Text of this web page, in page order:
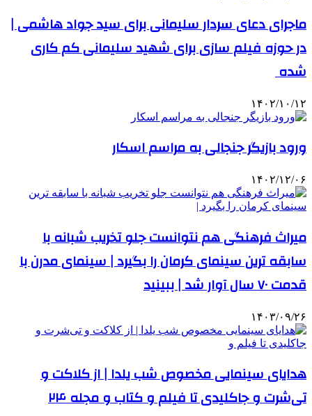
ماجرای دعای سردار سلیمانی برای سید جواد هاشمی |
در حوزه فیلم سازی برای شهید سلیمانی کم کاری
شده
۱۴۰۲/۱۰/۱۲
ورود بازیگر جنجالی به مراسم اسکار
۱۴۰۲/۱۲/۰۶
میراث فرهنگی هم نتوانست جلو تخریب شبانه با
سابقه ترین سینمای کرمان را بگیرد | سینمای مدرن با
قدمت ۷۰ سال آوار شد | ببینید
۱۴۰۳/۰۹/۲۶
هدایای سینمایی مخصوص شب یلدا | از کلاکت و
تی‌شرت و جاکلیدی تا فیلم و کتاب و مجله ۲۴